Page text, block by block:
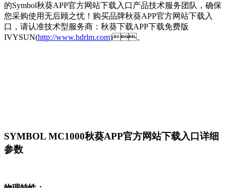
的Symbol秋葵APP官方网站下载入口产品技术服务团队，确保
您采购使用无后顾之忧！购买品牌秋葵APP官方网站下载入
口 ，请认准技术型服务商：秋葵下载APP下载免费版
IVYSUN(http://www.hdrlm.com)。
SYMBOL MC1000秋葵APP官方网站下载入口详细
参数